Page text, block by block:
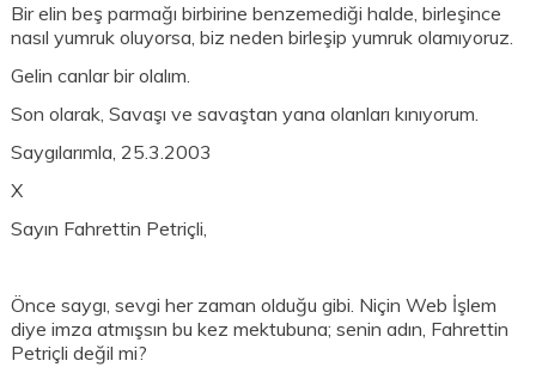
Bir elin beş parmağı birbirine benzemediği halde, birleşince
nasıl yumruk oluyorsa, biz neden birleşip yumruk olamıyoruz.
Gelin canlar bir olalım.
Son olarak, Savaşı ve savaştan yana olanları kınıyorum.
Saygılarımla, 25.3.2003
X
Sayın Fahrettin Petriçli,
Önce saygı, sevgi her zaman olduğu gibi. Niçin Web İşlem
diye imza atmışsın bu kez mektubuna; senin adın, Fahrettin
Petriçli değil mi?